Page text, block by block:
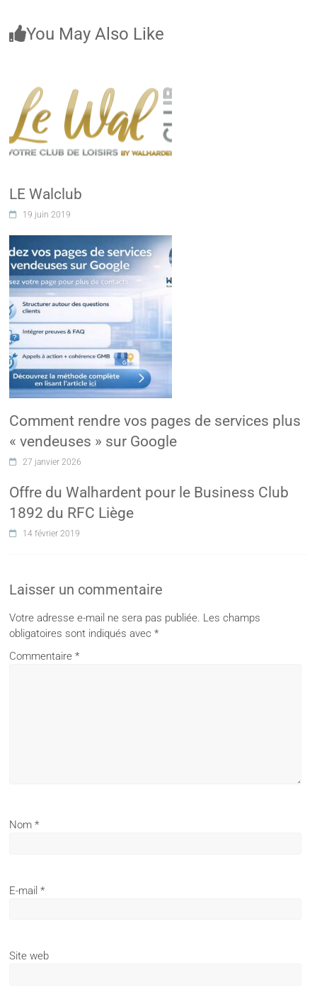
You May Also Like
LE Walclub
19 juin 2019
Comment rendre vos pages de services plus
« vendeuses » sur Google
27 janvier 2026
Offre du Walhardent pour le Business Club
1892 du RFC Liège
14 février 2019
Laisser un commentaire
Votre adresse e-mail ne sera pas publiée. Les champs
obligatoires sont indiqués avec*
Commentaire*
Nom*
E-mail*
Site web